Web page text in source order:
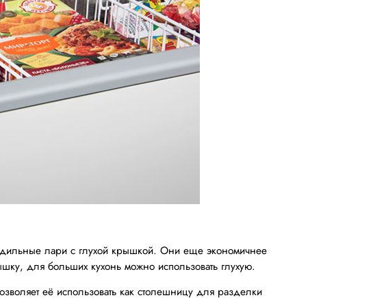
лари с глухой крышкой. Они еще экономичнее
для больших кухонь можно использовать глухую.
её использовать как столешницу для разделки